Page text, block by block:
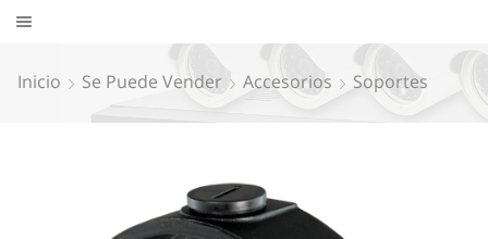
Inicio Se Puede Vender Accesorios Soportes